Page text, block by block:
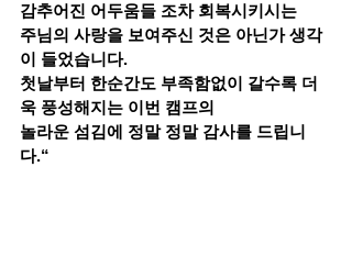
감추어진 어두움들 조차 회복시키시는
주님의 사랑을 보여주신 것은 아닌가 생각
이 들었습니다.
첫날부터 한순간도 부족함없이 갈수록 더
욱 풍성해지는 이번 캠프의
놀라운 섬김에 정말 정말 감사를 드립니
다.“